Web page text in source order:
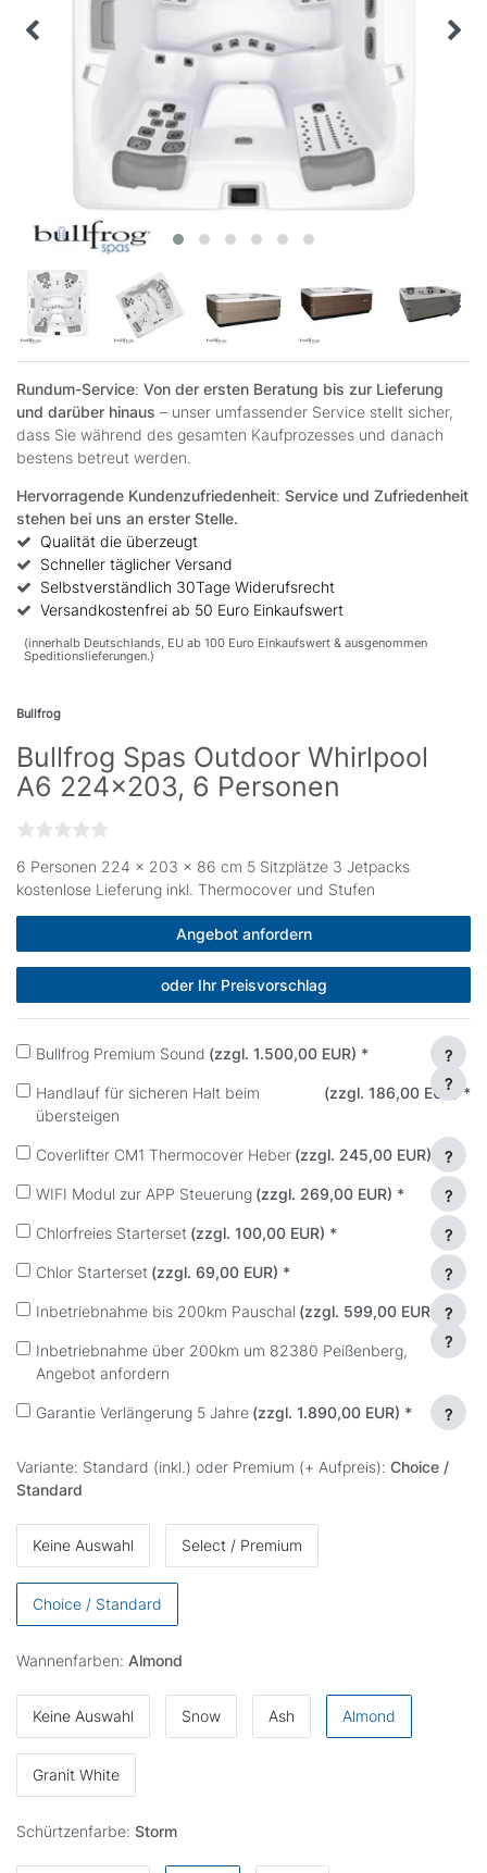
Rundum-Service: Von der ersten Beratung bis zur Lieferung
und darüber hinaus – unser umfassender Service stellt sicher,
dass Sie während des gesamten Kaufprozesses und danach
bestens betreut werden.
Hervorragende Kundenzufriedenheit: Service und Zufriedenheit
stehen bei uns an erster Stelle.
Qualität die überzeugt
Schneller täglicher Versand
Selbstverständlich 30Tage Widerufsrecht
Versandkostenfrei ab 50 Euro Einkaufswert
(innerhalb Deutschlands, EU ab 100 Euro Einkaufswert & ausgenommen
Speditionslieferungen.)
Bullfrog
Bullfrog Spas Outdoor Whirlpool
A6 224x203, 6 Personen
6 Personen 224 × 203 x 86 cm 5 Sitzplätze 3 Jetpacks
kostenlose Lieferung inkl. Thermocover und Stufen
Angebot anfordern
oder Ihr Preisvorschlag
Bullfrog Premium Sound (zzgl. 1.500,00 EUR) * ?
Handlauf für sicheren Halt beim
übersteigen
(zzgl. 186,00 EUR)*
?
Coverlifter CM1 Thermocover Heber (zzgl. 245,00 EUR) ?
WIFI Modul zur APP Steuerung (zzgl. 269,00 EUR) * ?
Chlorfreies Starterset (zzgl. 100,00 EUR) * ?
Chlor Starterset (zzgl. 69,00 EUR) * ?
Inbetriebnahme bis 200km Pauschal (zzgl. 599,00 EUR) *?
Inbetriebnahme über 200km um 82380 Peißenberg,
Angebot anfordern
?
Garantie Verlängerung 5 Jahre (zzgl. 1.890,00 EUR) * ?
Variante: Standard (inkl.) oder Premium (+ Aufpreis): Choice /
Standard
Keine Auswahl Select / Premium
Choice / Standard
Wannenfarben: Almond
Keine Auswahl Snow Ash Almond
Granit White
Schürtzenfarbe: Storm